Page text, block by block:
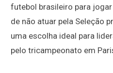
futebol brasileiro para
de não atuar pela Seleção
uma escolha ideal para
pelo tricampeonato em